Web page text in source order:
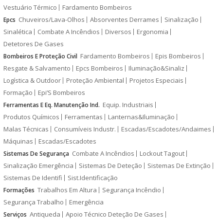
Vestuário Térmico
Fardamento Bombeiros
Epcs Chuveiros/Lava-Olhos Absorventes Derrames
Sinalização
Sinalética
Combate A Incêndios Diversos
Ergonomia
Detetores De Gases
Bombeiros E Proteção Civil Fardamento Bombeiros
Epis Bombeiros
Resgate & Salvamento
Epcs Bombeiros
Iluminação&Sinaliz
Logística & Outdoor
Proteção Ambiental
Projetos Especiais
Formação
Epi’S Bombeiros
Ferramentas E Eq. Manutenção Ind. Equip. Industriais
Produtos Químicos
Ferramentas
Lanternas&Iluminação
Malas Técnicas
Consumíveis Industr.
Escadas/Escadotes/Andaimes
Máquinas
Escadas/Escadotes
Sistemas De Segurança Combate A Incêndios
Lockout Tagout
Sinalização Emergência
Sistemas De Deteção
Sistemas De Extinção
Sistemas De Identifi
Sist.Identificação
Formações Trabalhos Em Altura
Segurança Incêndio
Segurança Trabalho
Emergência
Serviços Antiqueda
Apoio Técnico Deteção De Gases